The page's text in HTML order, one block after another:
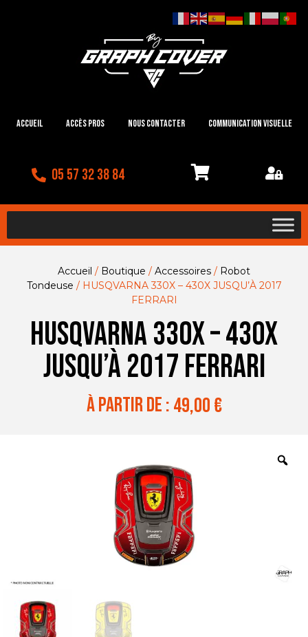
Accueil Accès Pros Nous contacter Communication visuelle
05 57 32 38 84
Accueil / Boutique / Accessoires / Robot
Tondeuse / HUSQVARNA 330X – 430X JUSQU’À 2017
FERRARI
HUSQVARNA 330X – 430X
JUSQU’À 2017 FERRARI
à partir de :49,00€